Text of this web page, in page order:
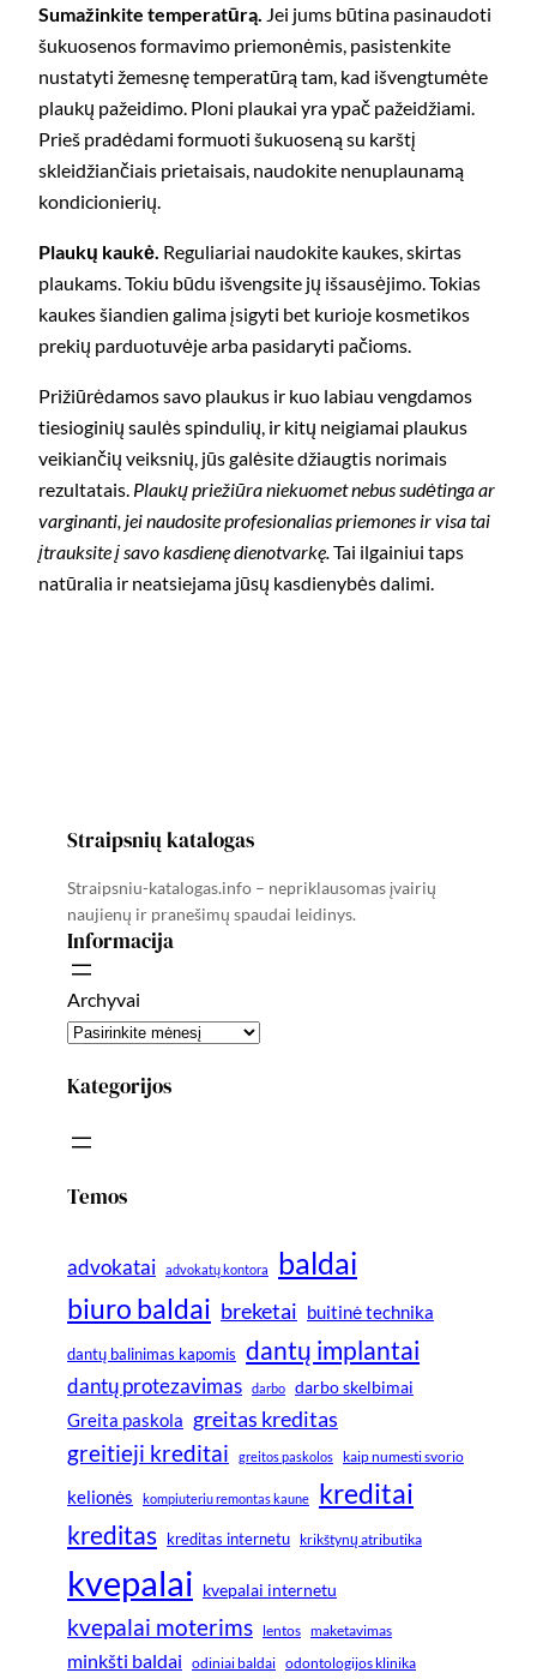
Sumažinkite temperatūrą. Jei jums būtina pasinaudoti
šukuosenos formavimo priemonėmis, pasistenkite
nustatyti žemesnę temperatūrą tam, kad išvengtumėte
plaukų pažeidimo. Ploni plaukai yra ypač pažeidžiami.
Prieš pradėdami formuoti šukuoseną su karštį
skleidžiančiais prietaisais, naudokite nenuplaunamą
kondicionierių.
Plaukų kaukė. Reguliariai naudokite kaukes, skirtas
plaukams. Tokiu būdu išvengsite jų išsausėjimo. Tokias
kaukes šiandien galima įsigyti bet kurioje kosmetikos
prekių parduotuvėje arba pasidaryti pačioms.
Prižiūrėdamos savo plaukus ir kuo labiau vengdamos
tiesioginių saulės spindulių, ir kitų neigiamai plaukus
veikiančių veiksnių, jūs galėsite džiaugtis norimais
rezultatais. Plaukų priežiūra niekuomet nebus sudėtinga ar
varginanti, jei naudosite profesionalias priemones ir visa tai
įtrauksite į savo kasdienę dienotvarkę.Tai ilgainiui taps
natūralia ir neatsiejama jūsų kasdienybės dalimi.
Straipsnių katalogas
Straipsniu-katalogas.info – nepriklausomas įvairių
naujienų ir pranešimų spaudai leidinys.
Informacija
Archyvai
Kategorijos
Temos
advokatai advokatų kontora baldai
biuro baldai breketai buitinė technika
dantų balinimas kapomis dantų implantai
dantų protezavimas darbo darbo skelbimai
Greita paskola greitas kreditas
greitieji kreditai greitos paskolos kaip numesti svorio
kelionės kompiuteriu remontas kaune kreditai
kreditas kreditas internetu krikštynų atributika
kvepalai kvepalai internetu
kvepalai moterims lentos maketavimas
minkšti baldai odiniai baldai odontologijos klinika